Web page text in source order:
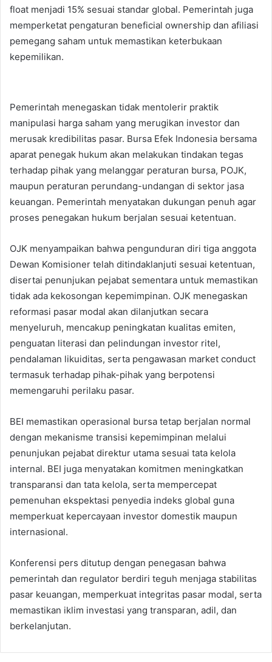
float menjadi 15% sesuai standar global. Pemerintah juga
memperketat pengaturan beneficial ownership dan afiliasi
pemegang saham untuk memastikan keterbukaan
kepemilikan.
Pemerintah menegaskan tidak mentolerir praktik
manipulasi harga saham yang merugikan investor dan
merusak kredibilitas pasar. Bursa Efek Indonesia bersama
aparat penegak hukum akan melakukan tindakan tegas
terhadap pihak yang melanggar peraturan bursa, POJK,
maupun peraturan perundang-undangan di sektor jasa
keuangan. Pemerintah menyatakan dukungan penuh agar
proses penegakan hukum berjalan sesuai ketentuan.
OJK menyampaikan bahwa pengunduran diri tiga anggota
Dewan Komisioner telah ditindaklanjuti sesuai ketentuan,
disertai penunjukan pejabat sementara untuk memastikan
tidak ada kekosongan kepemimpinan. OJK menegaskan
reformasi pasar modal akan dilanjutkan secara
menyeluruh, mencakup peningkatan kualitas emiten,
penguatan literasi dan pelindungan investor ritel,
pendalaman likuiditas, serta pengawasan market conduct
termasuk terhadap pihak-pihak yang berpotensi
memengaruhi perilaku pasar.
BEI memastikan operasional bursa tetap berjalan normal
dengan mekanisme transisi kepemimpinan melalui
penunjukan pejabat direktur utama sesuai tata kelola
internal. BEI juga menyatakan komitmen meningkatkan
transparansi dan tata kelola, serta mempercepat
pemenuhan ekspektasi penyedia indeks global guna
memperkuat kepercayaan investor domestik maupun
internasional.
Konferensi pers ditutup dengan penegasan bahwa
pemerintah dan regulator berdiri teguh menjaga stabilitas
pasar keuangan, memperkuat integritas pasar modal, serta
memastikan iklim investasi yang transparan, adil, dan
berkelanjutan.